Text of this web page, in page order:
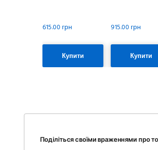
615.00 грн
Купити
915.00 грн
Купити
Поділіться своїми враженнями про